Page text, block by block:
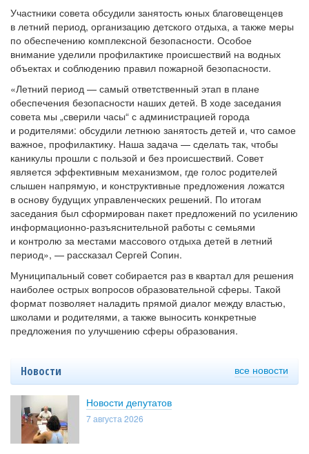
Участники совета обсудили занятость юных благовещенцев
в летний период, организацию детского отдыха, а также меры
по обеспечению комплексной безопасности. Особое
внимание уделили профилактике происшествий на водных
объектах и соблюдению правил пожарной безопасности.
«Летний период — самый ответственный этап в плане
обеспечения безопасности наших детей. В ходе заседания
совета мы „сверили часы“ с администрацией города
и родителями: обсудили летнюю занятость детей и, что самое
важное, профилактику. Наша задача — сделать так, чтобы
каникулы прошли с пользой и без происшествий. Совет
является эффективным механизмом, где голос родителей
слышен напрямую, и конструктивные предложения ложатся
в основу будущих управленческих решений. По итогам
заседания был сформирован пакет предложений по усилению
информационно-разъяснительной работы с семьями
и контролю за местами массового отдыха детей в летний
период», — рассказал Сергей Сопин.
Муниципальный совет собирается раз в квартал для решения
наиболее острых вопросов образовательной сферы. Такой
формат позволяет наладить прямой диалог между властью,
школами и родителями, а также выносить конкретные
предложения по улучшению сферы образования.
Новости все новости
Новости депутатов
7 августа 2026